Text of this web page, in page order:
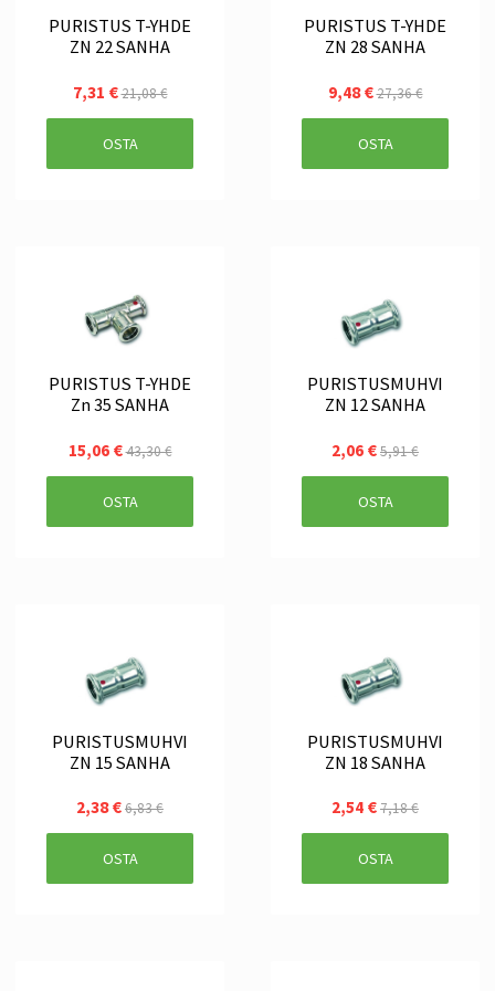
PURISTUS T-YHDE
ZN 22 SANHA
7,31 €21,08 €
OSTA
PURISTUS T-YHDE
ZN 28 SANHA
9,48 €27,36 €
OSTA
PURISTUS T-YHDE
Zn 35 SANHA
15,06 €43,30 €
OSTA
PURISTUSMUHVI
ZN 12 SANHA
2,06 €5,91 €
OSTA
PURISTUSMUHVI
ZN 15 SANHA
2,38 €6,83 €
OSTA
PURISTUSMUHVI
ZN 18 SANHA
2,54 €7,18 €
OSTA